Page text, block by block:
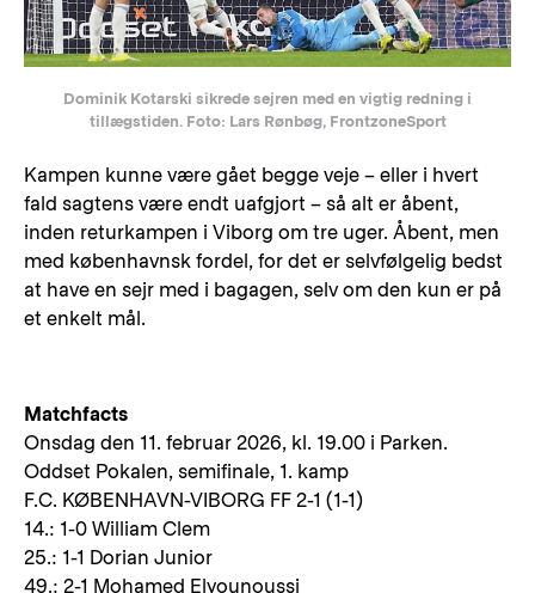
Dominik Kotarski sikrede sejren med en vigtig redning i
tillægstiden. Foto: Lars Rønbøg, FrontzoneSport
Kampen kunne være gået begge veje – eller i hvert
fald sagtens være endt uafgjort – så alt er åbent,
inden returkampen i Viborg om tre uger. Åbent, men
med københavnsk fordel, for det er selvfølgelig bedst
at have en sejr med i bagagen, selv om den kun er på
et enkelt mål.
Matchfacts
Onsdag den 11. februar 2026, kl. 19.00 i Parken.
Oddset Pokalen, semifinale, 1. kamp
F.C. KØBENHAVN-VIBORG FF 2-1 (1-1)
14.: 1-0 William Clem
25.: 1-1 Dorian Junior
49.: 2-1 Mohamed Elyounoussi